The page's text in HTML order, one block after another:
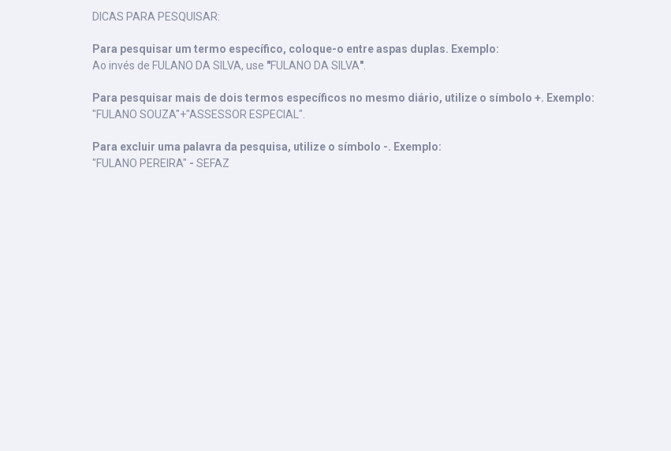
DICAS PARA PESQUISAR:
Para pesquisar um termo específico, coloque-o entre aspas duplas. Exemplo:
Ao invés de FULANO DA SILVA, use "FULANO DA SILVA"
Para pesquisar mais de dois termos específicos no mesmo diário, utilize o símbolo +. Exemplo:
"FULANO SOUZA"+"ASSESSOR ESPECIAL".
Para excluir uma palavra da pesquisa, utilize o símbolo -. Exemplo:
"FULANO PEREIRA" - SEFAZ